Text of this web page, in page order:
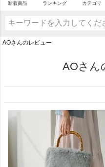
新着商品 ランキング カテゴリ
AOさんのレビュー
AOさん